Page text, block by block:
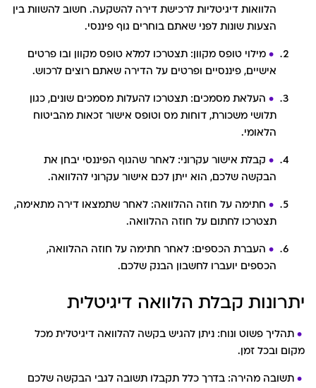
הלוואות דיגיטליות לרכישת דירה להשקעה. חשוב להשוות בין
הצעות שונות לפני שאתם בוחרים גוף פיננסי.
מילוי טופס מקוון: תצטרכו למלא טופס מקוון ובו פרטים
אישיים, פיננסיים ופרטים על הדירה שאתם רוצים לרכוש.
העלאת מסמכים: תצטרכו להעלות מסמכים שונים, כגון
תלושי משכורת, דוחות מס וטופס אישור זכאות מהביטוח
הלאומי.
קבלת אישור עקרוני: לאחר שהגוף הפיננסי יבחן את
הבקשה שלכם, הוא ייתן לכם אישור עקרוני להלוואה.
חתימה על חוזה ההלוואה: לאחר שתמצאו דירה מתאימה,
תצטרכו לחתום על חוזה ההלוואה.
העברת הכספים: לאחר חתימה על חוזה ההלוואה,
הכספים יועברו לחשבון הבנק שלכם.
יתרונות קבלת הלוואה דיגיטלית
תהליך פשוט ונוח: ניתן להגיש בקשה להלוואה דיגיטלית מכל
מקום ובכל זמן.
תשובה מהירה: בדרך כלל תקבלו תשובה לגבי הבקשה שלכם